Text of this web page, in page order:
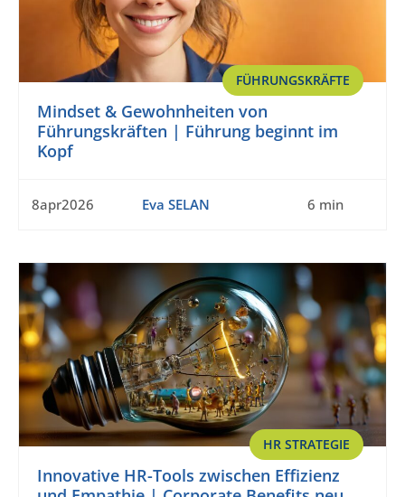
FÜHRUNGSKRÄFTE
Mindset & Gewohnheiten von
Führungskräften | Führung beginnt im
Kopf
8apr2026 Eva SELAN 6 min
HR STRATEGIE
Innovative HR-Tools zwischen Effizienz